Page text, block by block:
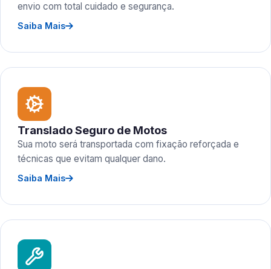
envio com total cuidado e segurança.
Saiba Mais
Translado Seguro de Motos
Sua moto será transportada com fixação reforçada e
técnicas que evitam qualquer dano.
Saiba Mais